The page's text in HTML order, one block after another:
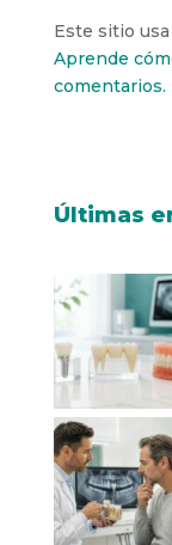
Este sitio
Aprende
comentarios.
Últimas